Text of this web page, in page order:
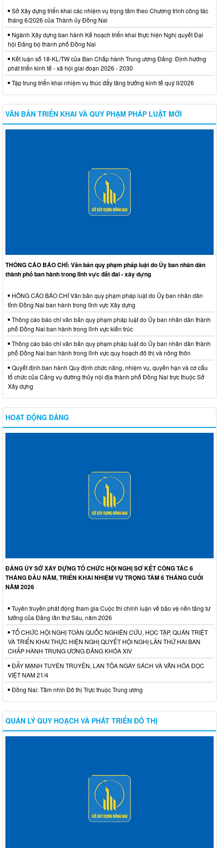
Sở Xây dựng triển khai các nhiệm vụ trọng tâm theo Chương trình công tác
tháng 6/2026 của Thành ủy Đồng Nai
Ngành Xây dựng ban hành Kế hoạch triển khai thực hiện Nghị quyết Đại
hội Đảng bộ thành phố Đồng Nai
Kết luận số 18-KL/TW của Ban Chấp hành Trung ương Đảng: Định hướng
phát triển kinh tế - xã hội giai đoạn 2026 - 2030
Tập trung triển khai nhiệm vụ thúc đẩy tăng trưởng kinh tế quý II/2026
VĂN BẢN TRIỂN KHAI VÀ QUY PHẠM PHÁP LUẬT MỚI
THÔNG CÁO BÁO CHÍ: Văn bản quy phạm pháp luật do Ủy ban nhân dân
thành phố ban hành trong lĩnh vực đất đai - xây dựng
HÔNG CÁO BÁO CHÍ Văn bản quy phạm pháp luật do Ủy ban nhân dân
tỉnh Đồng Nai ban hành trong lĩnh vực Xây dựng
Thông cáo báo chí văn bản quy phạm pháp luật do Ủy ban nhân dân thành
phố Đồng Nai ban hành trong lĩnh vực kiến trúc
Thông cáo báo chí văn bản quy phạm pháp luật do Ủy ban nhân dân thành
phố Đồng Nai ban hành trong lĩnh vực quy hoạch đô thị và nông thôn
Quyết định ban hành Quy định chức năng, nhiệm vụ, quyền hạn và cơ cấu
tổ chức của Cảng vụ đường thủy nội địa thành phố Đồng Nai trực thuộc Sở
Xây dựng
HOẠT ĐỘNG ĐẢNG
ĐẢNG ỦY SỞ XÂY DỰNG TỔ CHỨC HỘI NGHỊ SƠ KẾT CÔNG TÁC 6
THÁNG ĐẦU NĂM, TRIỂN KHAI NHIỆM VỤ TRỌNG TÂM 6 THÁNG CUỐI
NĂM 2026
Tuyên truyền phát động tham gia Cuộc thi chính luận về bảo vệ nền tảng tư
tưởng của Đảng lần thứ Sáu, năm 2026
TỔ CHỨC HỘI NGHỊ TOÀN QUỐC NGHIÊN CỨU, HỌC TẬP, QUÁN TRIỆT
VÀ TRIỂN KHAI THỰC HIỆN NGHỊ QUYẾT HỘI NGHỊ LẦN THỨ HAI BAN
CHẤP HÀNH TRUNG ƯƠNG ĐẢNG KHÓA XIV
ĐẨY MẠNH TUYÊN TRUYỀN, LAN TỎA NGÀY SÁCH VÀ VĂN HÓA ĐỌC
VIỆT NAM 21/4
Đồng Nai: Tầm nhìn Đô thị Trực thuộc Trung ương
QUẢN LÝ QUY HOẠCH VÀ PHÁT TRIỂN ĐÔ THỊ